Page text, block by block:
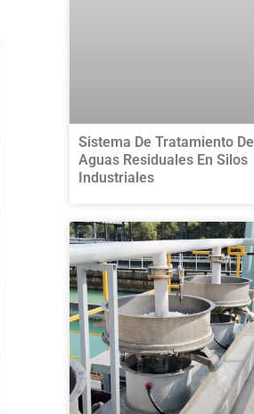
Sistema De Tratamiento De
Aguas Residuales En Silos
Industriales